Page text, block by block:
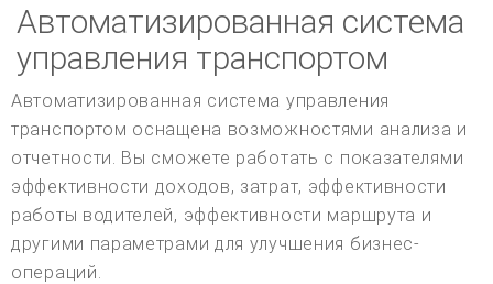
Автоматизированная система
управления транспортом
Автоматизированная система управления
транспортом оснащена возможностями анализа и
отчетности. Вы сможете работать с показателями
эффективности доходов, затрат, эффективности
работы водителей, эффективности маршрута и
другими параметрами для улучшения бизнес-
операций.